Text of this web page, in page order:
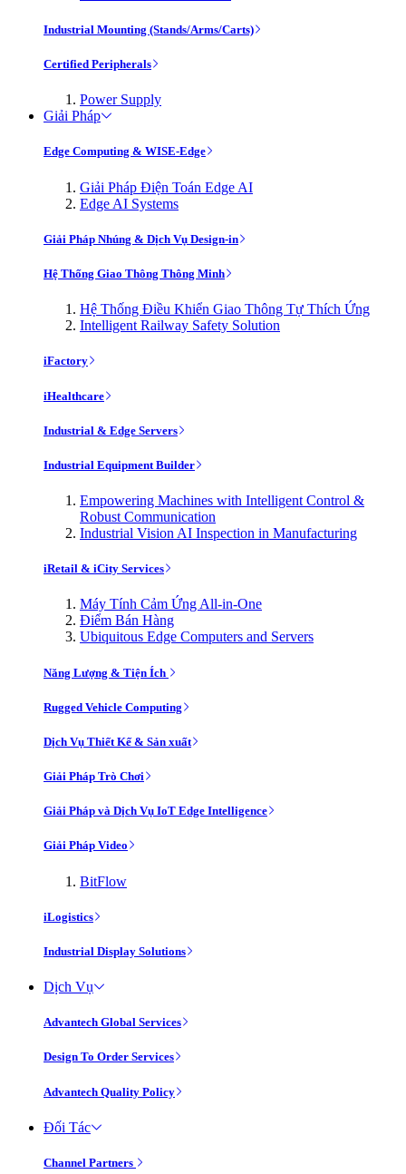
Industrial Mounting (Stands/Arms/Carts)
Certified Peripherals
Power Supply
Giải Pháp
Edge Computing & WISE-Edge
Giải Pháp Điện Toán Edge AI
Edge AI Systems
Giải Pháp Nhúng & Dịch Vụ Design-in
Hệ Thống Giao Thông Thông Minh
Hệ Thống Điều Khiển Giao Thông Tự Thích Ứng
Intelligent Railway Safety Solution
iFactory
iHealthcare
Industrial & Edge Servers
Industrial Equipment Builder
Empowering Machines with Intelligent Control &
Robust Communication
Industrial Vision AI Inspection in Manufacturing
iRetail & iCity Services
Máy Tính Cảm Ứng All-in-One
Điểm Bán Hàng
Ubiquitous Edge Computers and Servers
Năng Lượng & Tiện Ích
Rugged Vehicle Computing
Dịch Vụ Thiết Kế & Sản xuất
Giải Pháp Trò Chơi
Giải Pháp và Dịch Vụ IoT Edge Intelligence
Giải Pháp Video
BitFlow
iLogistics
Industrial Display Solutions
Dịch Vụ
Advantech Global Services
Design To Order Services
Advantech Quality Policy
Đối Tác
Channel Partners